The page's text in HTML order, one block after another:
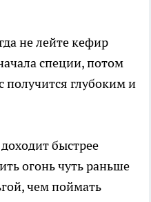
не лейте кефир
специи, потом
получится глубоким и
быстрее
огонь чуть раньше
чем поймать